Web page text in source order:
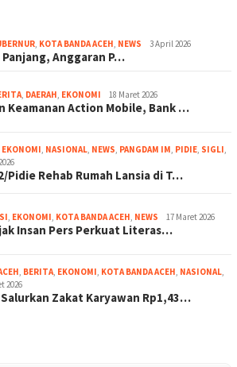
, KOTA BANDA ACEH, NEWS 3 April 2026
Anggaran P…
, DAERAH, EKONOMI 18 Maret 2026
Keamanan Action Mobile, Bank …
EKONOMI, NASIONAL, NEWS, PANGDAM IM, PIDIE, SIGLI,
Pidie Rehab Rumah Lansia di T…
, EKONOMI, KOTA BANDA ACEH, NEWS 17 Maret 2026
Insan Pers Perkuat Literas…
, BERITA, EKONOMI, KOTA BANDA ACEH, NASIONAL,
2026
Salurkan Zakat Karyawan Rp1,43…